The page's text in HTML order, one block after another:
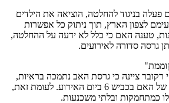
בניגוד להחלטה, הוציאה את הילדים
לצפון הארץ, תוך ניתוק כל אפשרות
טענה האם כי כלל לא ידעה על ההחלטה,
גרסה סדורה לאירועים.
רקובר ציינה כי גרסת האב נתמכה בראיות,
כולל תיעוד נסיעת רכבה של האם בכביש 6 ביום האירוע. לעומת זאת,
כמתחמקות ובלתי משכנעות.